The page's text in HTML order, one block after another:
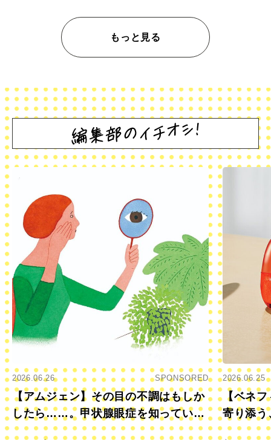
もっと見る
2026.06.26 SPONSORED
【アムジェン】その目の不調はもしか
したら……。甲状腺眼症を知っていま
すか？
2026.06.25
【ベネフ
寄り添う
きに